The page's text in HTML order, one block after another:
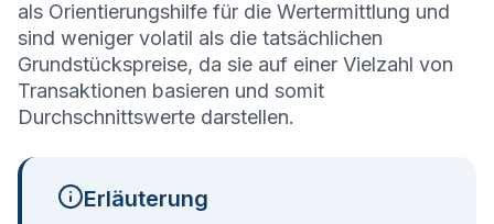
als Orientierungshilfe für die Wertermittlung und
sind weniger volatil als die tatsächlichen
Grundstückspreise, da sie auf einer Vielzahl von
Transaktionen basieren und somit
Durchschnittswerte darstellen.
Erläuterung